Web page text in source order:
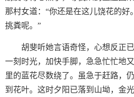
那村女道：“你还是在这儿饶花的好
挑粪呢。”
胡斐听她言语奇怪，心想反正
一刻时光，加快手脚，急急忙忙地
里的蓝花尽数绕了。虽急于赶路，
到花叶。这时夕阳已落到山坳，金